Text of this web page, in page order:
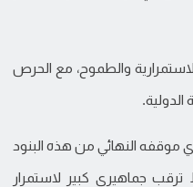
والطموح، مع الحرص
موقفه النهائي من هذه البنود
ترقب جماهيري كبير لاستمرار